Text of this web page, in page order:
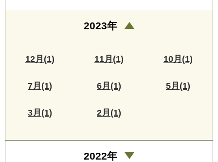
2023年
12月(1) 11月(1) 10月(1)
7月(1) 6月(1) 5月(1)
3月(1) 2月(1)
2022年